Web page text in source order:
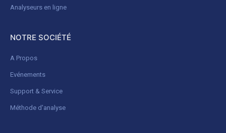
Analyseurs en ligne
NOTRE SOCIÉTÉ
A Propos
Evénements
Support & Service
Méthode d'analyse